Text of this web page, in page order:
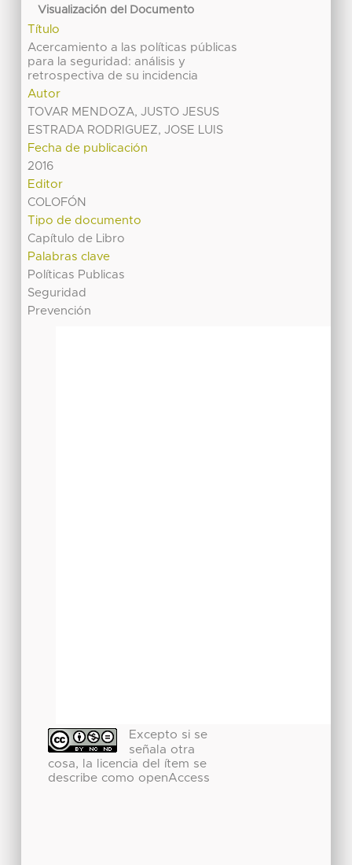
Visualización del Documento
Título
Acercamiento a las políticas públicas
para la seguridad: análisis y
retrospectiva de su incidencia
Autor
TOVAR MENDOZA, JUSTO JESUS
ESTRADA RODRIGUEZ, JOSE LUIS
Fecha de publicación
2016
Editor
COLOFÓN
Tipo de documento
Capítulo de Libro
Palabras clave
Políticas Publicas
Seguridad
Prevención
Excepto si se
señala otra
cosa, la licencia del ítem se
describe como openAccess